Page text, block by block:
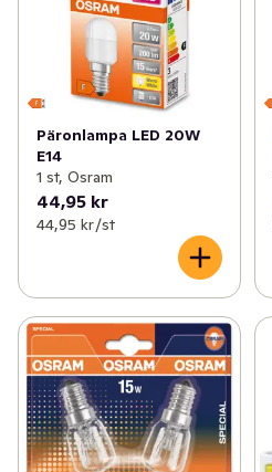
Päronlampa LED 20W
E14
1 st, Osram
44,95 kr
44,95 kr /st